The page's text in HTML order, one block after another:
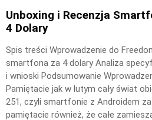
Unboxing i Recenzja
4 Dolary
Spis treści Wprowadzenie do
smartfona za 4 dolary Analiza
i wnioski Podsumowanie
Pamiętacie jak w lutym cały świat
251, czyli smartfonie z Androidem za
pamiętacie również, że całe